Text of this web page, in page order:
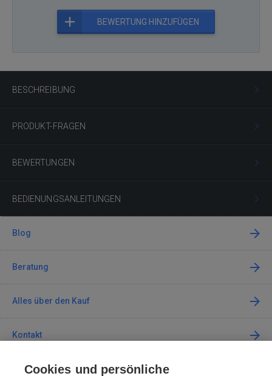
BESCHREIBUNG
PRODUKT-FRAGEN
BEWERTUNGEN
BEDIENUNGSANLEITUNGEN
BEWERTUNG HINZUFÜGEN
Blog
Beratung
Alles über den Kauf
Kontakt
Cookies und persönliche